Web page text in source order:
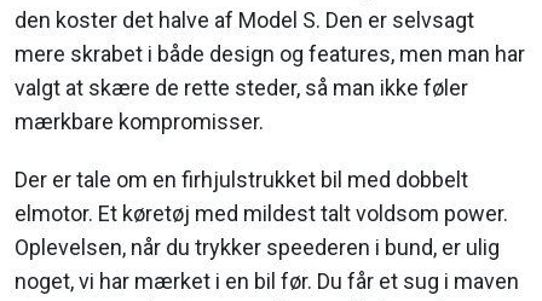
den koster det halve af Model S. Den er selvsagt
mere skrabet i både design og features, men man har
valgt at skære de rette steder, så man ikke føler
mærkbare kompromisser.
Der er tale om en firhjulstrukket bil med dobbelt
elmotor. Et køretøj med mildest talt voldsom power.
Oplevelsen, når du trykker speederen i bund, er ulig
noget, vi har mærket i en bil før. Du får et sug i maven